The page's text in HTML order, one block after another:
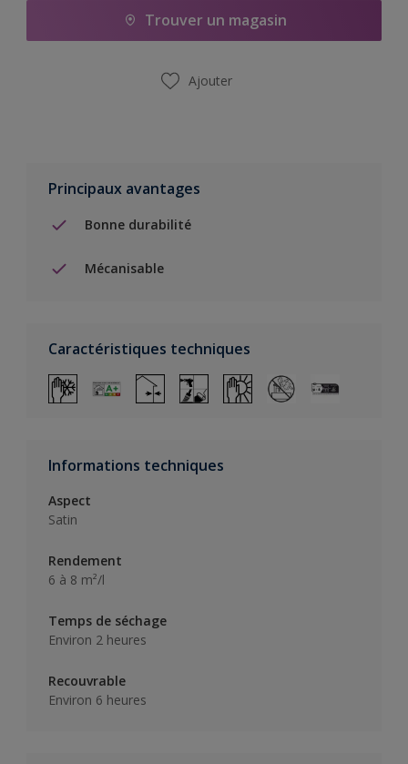
Trouver un magasin
Ajouter
Principaux avantages
Bonne durabilité
Mécanisable
Caractéristiques techniques
Informations techniques
Aspect
Satin
Rendement
6 à 8 m²/l
Temps de séchage
Environ 2 heures
Recouvrable
Environ 6 heures